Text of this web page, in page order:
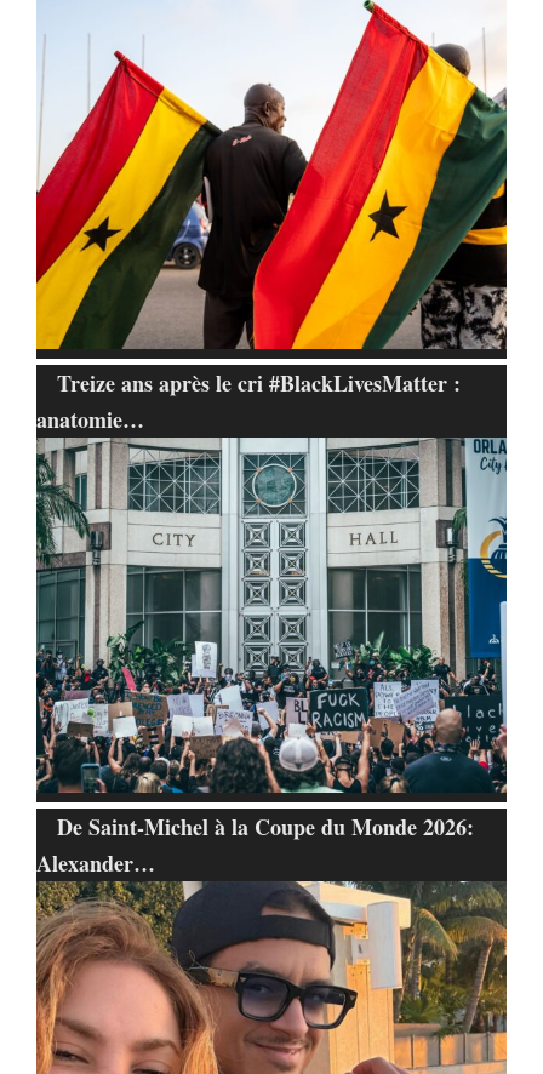
Treize ans après le cri #BlackLivesMatter :
anatomie…
De Saint-Michel à la Coupe du Monde 2026:
Alexander…